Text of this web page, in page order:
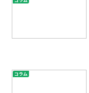
コラム